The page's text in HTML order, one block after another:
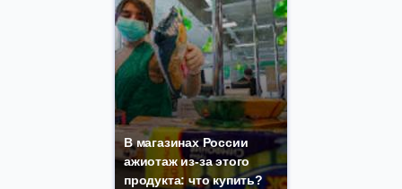
В магазинах России
ажиотаж из-за этого
продукта: что купить?